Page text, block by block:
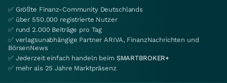
✅ Größte Finanz-Community Deutschlands
✅ über 550.000 registrierte Nutzer
✅ rund 2.000 Beiträge pro Tag
✅ verlagsunabhängige Partner ARIVA, FinanzNachrichten und
BörsenNews
✅ Jederzeit einfach handeln beim SMARTBROKER+
✅ mehr als 25 Jahre Marktpräsenz